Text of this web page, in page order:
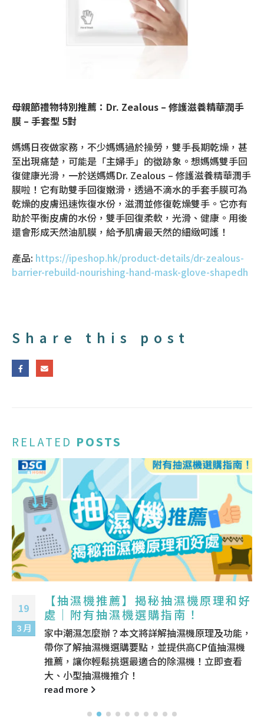
母親節禮物特別推薦：Dr. Zealous – 修護滋養精華潤手
膜 – 手套型 5對
媽媽日夜做家務，不少媽媽過於操勞，雙手長期乾燥，甚
至出現痛楚，可能是「主婦手」的徵跡象。想媽媽雙手回
復健康光滑，一於送媽媽Dr. Zealous – 修護滋養精華潤手
膜啦！它有助雙手回復嫩滑，透過不滴水的手套手膜可為
乾燥的皮膚迅速恢復水份，滋潤並修復乾燥雙手。它亦有
助於平衡皮膚的水份，雙手回復柔軟，光滑、健康。用後
還會形成天然油肌膜，給予肌膚最天然的細緻呵護！
產品: https://ipeshop.hk/product-details/dr-zealous-
barrier-rebuild-nourishing-hand-mask-glove-shapedh
Share this post
RELATED POSTS
19
3 月
【抽濕機推薦】揭秘抽濕機原理和好
處｜附有抽濕機選購指南！
家中潮濕怎麼辦？本文將詳解抽濕機原理及功能，
帶你了解抽濕機選購要點，並提供高CP值抽濕機
推薦，讓你輕鬆挑選最適合的除濕機！立即查看
大、小型抽濕機推介！
read more